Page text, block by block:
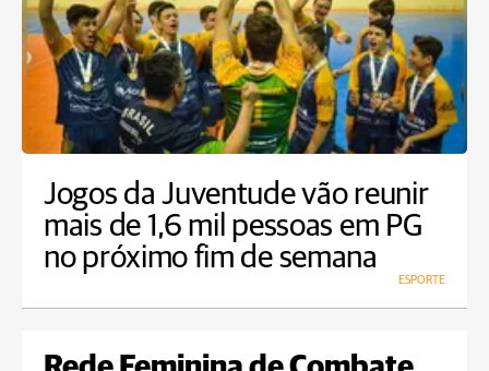
Jogos da Juventude vão reunir
mais de 1,6 mil pessoas em PG
no próximo fim de semana
ESPORTE